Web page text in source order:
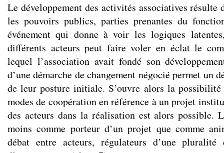
Le développement des activités associatives résulte
les pouvoirs publics, parties prenantes du
événement qui donne à voir les logiques
différents acteurs peut faire voler en éclat le
lequel l’association avait fondé son
d’une démarche de changement négocié permet un
de leur posture initiale. S’ouvre alors la possibilité
modes de coopération en référence à un projet
des acteurs dans la réalisation est alors possible.
moins comme porteur d’un projet que comme
débat entre acteurs, régulateurs d’une pluralité